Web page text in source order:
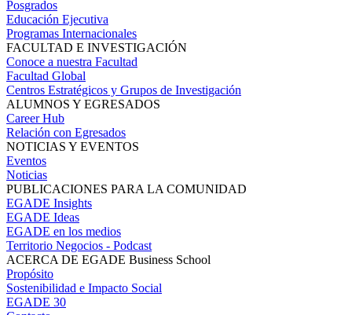
Posgrados
Educación Ejecutiva
Programas Internacionales
FACULTAD E INVESTIGACIÓN
Conoce a nuestra Facultad
Facultad Global
Centros Estratégicos y Grupos de Investigación
ALUMNOS Y EGRESADOS
Career Hub
Relación con Egresados
NOTICIAS Y EVENTOS
Eventos
Noticias
PUBLICACIONES PARA LA COMUNIDAD
EGADE Insights
EGADE Ideas
EGADE en los medios
Territorio Negocios - Podcast
ACERCA DE EGADE Business School
Propósito
Sostenibilidad e Impacto Social
EGADE 30